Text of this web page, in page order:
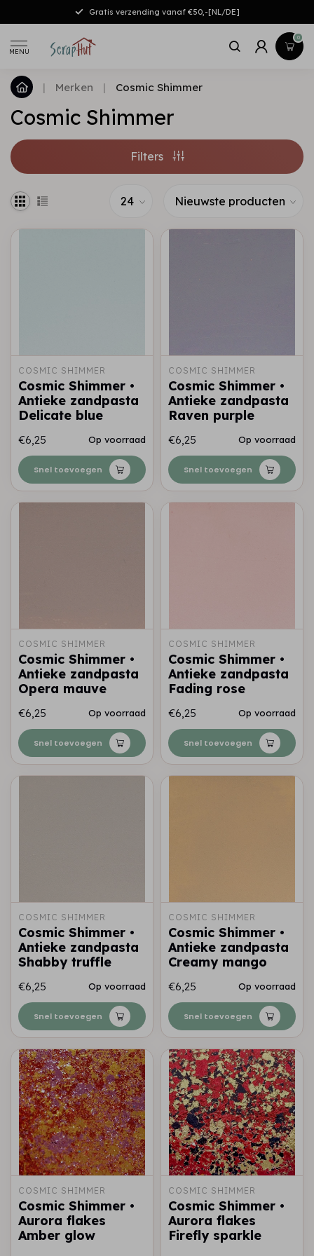
Gratis verzending vanaf €50,-[NL/DE]
MENU
0
| Merken | Cosmic Shimmer
Cosmic Shimmer
Filters
COSMIC SHIMMER
Cosmic Shimmer •
Antieke zandpasta
Delicate blue
€6,25 Op voorraad
Snel toevoegen
COSMIC SHIMMER
Cosmic Shimmer •
Antieke zandpasta
Raven purple
€6,25 Op voorraad
Snel toevoegen
COSMIC SHIMMER
Cosmic Shimmer •
Antieke zandpasta
Opera mauve
€6,25 Op voorraad
Snel toevoegen
COSMIC SHIMMER
Cosmic Shimmer •
Antieke zandpasta
Fading rose
€6,25 Op voorraad
Snel toevoegen
COSMIC SHIMMER
Cosmic Shimmer •
Antieke zandpasta
Shabby truffle
€6,25 Op voorraad
Snel toevoegen
COSMIC SHIMMER
Cosmic Shimmer •
Antieke zandpasta
Creamy mango
€6,25 Op voorraad
Snel toevoegen
COSMIC SHIMMER
Cosmic Shimmer •
Aurora flakes
Amber glow
COSMIC SHIMMER
Cosmic Shimmer •
Aurora flakes
Firefly sparkle